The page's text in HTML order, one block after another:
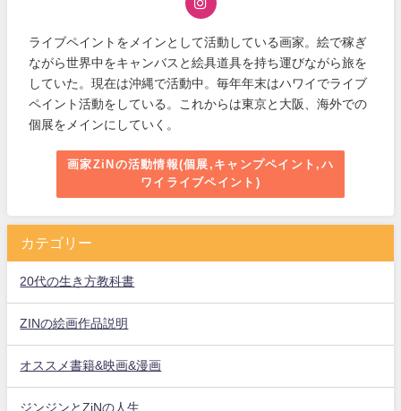
ライブペイントをメインとして活動している画家。絵で稼ぎ
ながら世界中をキャンバスと絵具道具を持ち運びながら旅を
していた。現在は沖縄で活動中。毎年年末はハワイでライブ
ペイント活動をしている。これからは東京と大阪、海外での
個展をメインにしていく。
画家ZiNの活動情報(個展,キャンプペイント,ハ
ワイライブペイント)
カテゴリー
20代の生き方教科書
ZINの絵画作品説明
オススメ書籍&映画&漫画
ジンジンとZiNの人生